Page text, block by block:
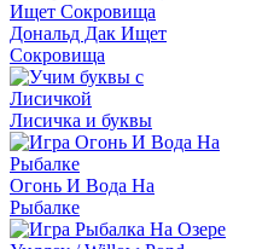
Дональд Дак Ищет
Сокровища
Лисичка и буквы
Огонь И Вода На
Рыбалке